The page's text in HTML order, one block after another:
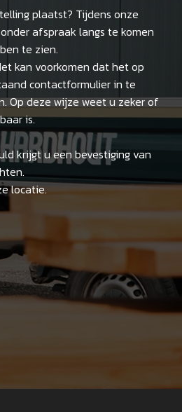
plaatst? Tijdens onze
afspraak langs te komen
te zien.
kan voorkomen dat het op
contactformulier in te
Op deze wijze weet u zeker of
is.
krijgt u een bevestiging van
locatie.